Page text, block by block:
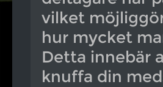
vilket
hur mycket
Detta innebär
knuffa din